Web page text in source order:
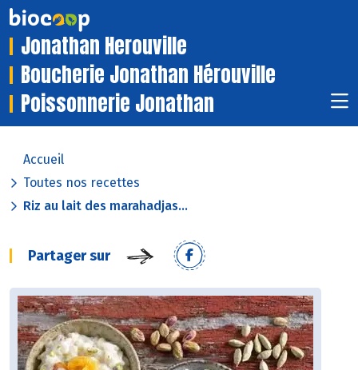
Jonathan Herouville
Boucherie Jonathan Hérouville
Poissonnerie Jonathan
Accueil
Toutes nos recettes
Riz au lait des marahadjas...
Partager sur